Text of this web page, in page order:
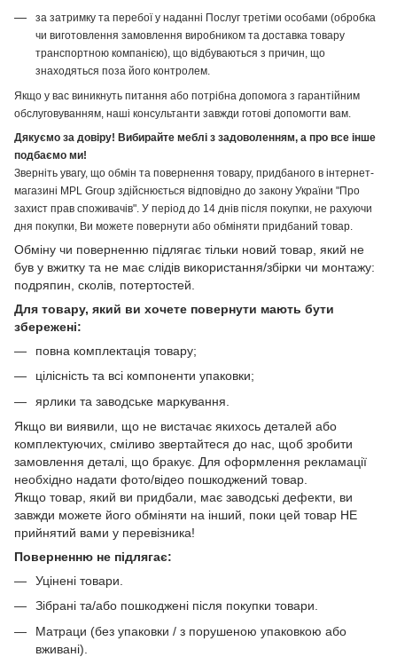
за затримку та перебої у наданні Послуг третіми особами (обробка
чи виготовлення замовлення виробником та доставка товару
транспортною компанією), що відбуваються з причин, що
знаходяться поза його контролем.
Якщо у вас виникнуть питання або потрібна допомога з гарантійним
обслуговуванням, наші консультанти завжди готові допомогти вам.
Дякуємо за довіру! Вибирайте меблі з задоволенням, а про все інше
подбаємо ми!
Зверніть увагу, що обмін та повернення товару, придбаного в інтернет-
магазині MPL Group здійснюється відповідно до закону України "Про
захист прав споживачів". У період до 14 днів після покупки, не рахуючи
дня покупки, Ви можете повернути або обміняти придбаний товар.
Обміну чи поверненню підлягає тільки новий товар, який не
був у вжитку та не має слідів використання/збірки чи монтажу:
подряпин, сколів, потертостей.
Для товару, який ви хочете повернути мають бути
збережені:
повна комплектація товару;
цілісність та всі компоненти упаковки;
ярлики та заводське маркування.
Якщо ви виявили, що не вистачає якихось деталей або
комплектуючих, сміливо звертайтеся до нас, щоб зробити
замовлення деталі, що бракує. Для оформлення рекламації
необхідно надати фото/відео пошкоджений товар.
Якщо товар, який ви придбали, має заводські дефекти, ви
завжди можете його обміняти на інший, поки цей товар НЕ
прийнятий вами у перевізника!
Поверненню не підлягає:
Уцінені товари.
Зібрані та/або пошкоджені після покупки товари.
Матраци (без упаковки / з порушеною упаковкою або
вживані).